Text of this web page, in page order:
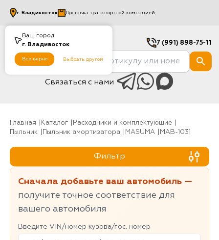
Ваш город
г. Владивосток
Все верно Выбрать другой
г. Владивосток Доставка транспортной компанией
7 (991) 898-75-11
Связаться с нами
Главная Каталог
Расходники и комплектующие
Пыльник
Пыльник амортизатора MASUMA MAB-1031
Фильтр
Сначала добавьте ваш автомобиль —
получите точное соответствие для
вашего автомобиля
Введите VIN/номер кузова/гос. номер